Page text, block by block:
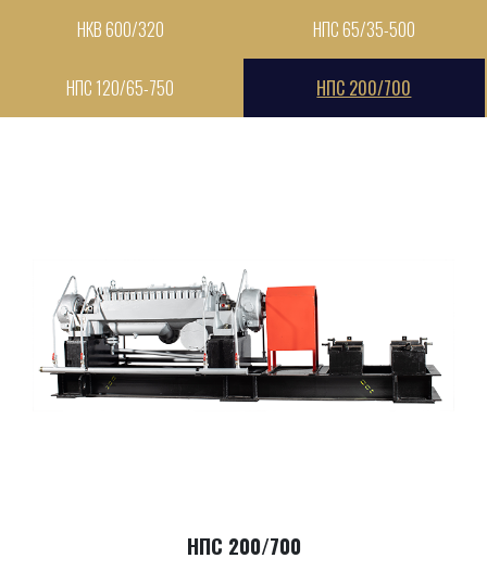
НКВ 600/320 НПС 65/35-500
НПС 120/65-750 НПС 200/700
НПС 200/700